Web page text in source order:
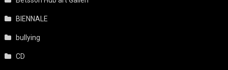
BIENNALE
bullying
CD